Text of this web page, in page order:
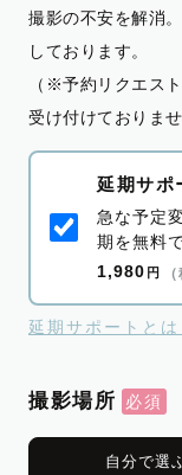
撮影の不安を解消
しております。
（※予約リクエス
受け付けておりませ
延期サポ
急な予定
期を無料
1,980 円
延期サポートとは
撮影場所
自分で選